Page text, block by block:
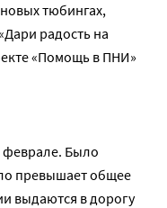
тюбингах,
радость на
«Помощь в ПНИ»
феврале. Было
превышает общее
выдаются в дорогу